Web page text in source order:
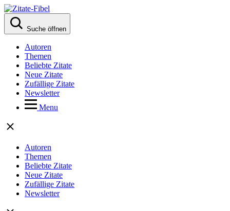
Suche öffnen
Autoren
Themen
Beliebte Zitate
Neue Zitate
Zufällige Zitate
Newsletter
Menu
Autoren
Themen
Beliebte Zitate
Neue Zitate
Zufällige Zitate
Newsletter